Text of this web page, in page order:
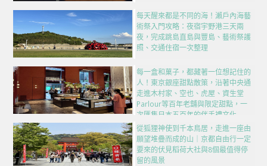
每天醒來都是不同的海！瀨戶內海藝
術祭入門攻略：夜宿宇野港三天兩
夜，完成跳島直島與豐島、藝術祭護
照、交通住宿一次整理
每一盒和菓子，都藏著一位想記住的
人！東京銀座甜點散策，沿著中央通
走進木村家、空也、虎屋、資生堂
Parlour等百年老舖與限定甜點，一
次匯集日本五百年的伴手禮文化
從狐狸神使到千本鳥居，走進一座由
願望堆疊而成的山｜京都自由行一定
要來的伏見稻荷大社與8個最值得停
留的風景